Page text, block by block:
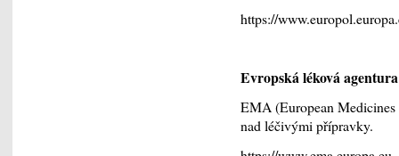
https://
Evropská léková
EMA (European
nad léčivými přípravky.